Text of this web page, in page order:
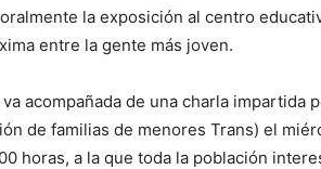
la exposición al centro
entre la gente más joven.
acompañada de una charla impartida
de familias de menores Trans) el
horas, a la que toda la población